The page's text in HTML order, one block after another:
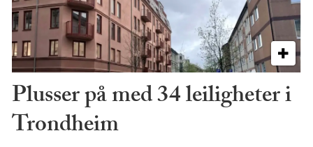
Plusser på med 34 leiligheter i
Trondheim